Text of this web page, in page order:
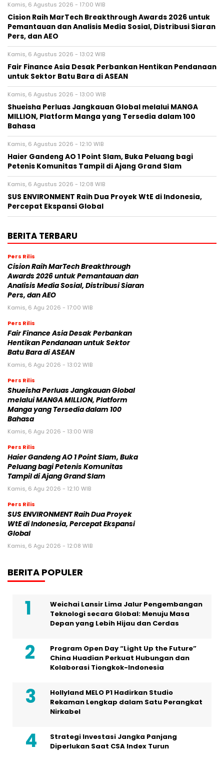
Kamis, 6 Agustus 2026 - 17:00 WIB
Cision Raih MarTech Breakthrough Awards 2026 untuk
Pemantauan dan Analisis Media Sosial, Distribusi Siaran
Pers, dan AEO
Kamis, 6 Agustus 2026 - 13:02 WIB
Fair Finance Asia Desak Perbankan Hentikan Pendanaan
untuk Sektor Batu Bara di ASEAN
Kamis, 6 Agustus 2026 - 13:00 WIB
Shueisha Perluas Jangkauan Global melalui MANGA
MILLION, Platform Manga yang Tersedia dalam 100
Bahasa
Kamis, 6 Agustus 2026 - 12:10 WIB
Haier Gandeng AO 1 Point Slam, Buka Peluang bagi
Petenis Komunitas Tampil di Ajang Grand Slam
Kamis, 6 Agustus 2026 - 12:08 WIB
SUS ENVIRONMENT Raih Dua Proyek WtE di Indonesia,
Percepat Ekspansi Global
BERITA TERBARU
Pers Rilis
Cision Raih MarTech Breakthrough
Awards 2026 untuk Pemantauan dan
Analisis Media Sosial, Distribusi Siaran
Pers, dan AEO
Kamis, 6 Agu 2026 - 17:00 WIB
Pers Rilis
Fair Finance Asia Desak Perbankan
Hentikan Pendanaan untuk Sektor
Batu Bara di ASEAN
Kamis, 6 Agu 2026 - 13:02 WIB
Pers Rilis
Shueisha Perluas Jangkauan Global
melalui MANGA MILLION, Platform
Manga yang Tersedia dalam 100
Bahasa
Kamis, 6 Agu 2026 - 13:00 WIB
Pers Rilis
Haier Gandeng AO 1 Point Slam, Buka
Peluang bagi Petenis Komunitas
Tampil di Ajang Grand Slam
Kamis, 6 Agu 2026 - 12:10 WIB
Pers Rilis
SUS ENVIRONMENT Raih Dua Proyek
WtE di Indonesia, Percepat Ekspansi
Global
Kamis, 6 Agu 2026 - 12:08 WIB
BERITA POPULER
Weichai Lansir Lima Jalur Pengembangan
Teknologi secara Global: Menuju Masa
Depan yang Lebih Hijau dan Cerdas
Program Open Day “Light Up the Future”
China Huadian Perkuat Hubungan dan
Kolaborasi Tiongkok-Indonesia
Hollyland MELO P1 Hadirkan Studio
Rekaman Lengkap dalam Satu Perangkat
Nirkabel
Strategi Investasi Jangka Panjang
Diperlukan Saat CSA Index Turun